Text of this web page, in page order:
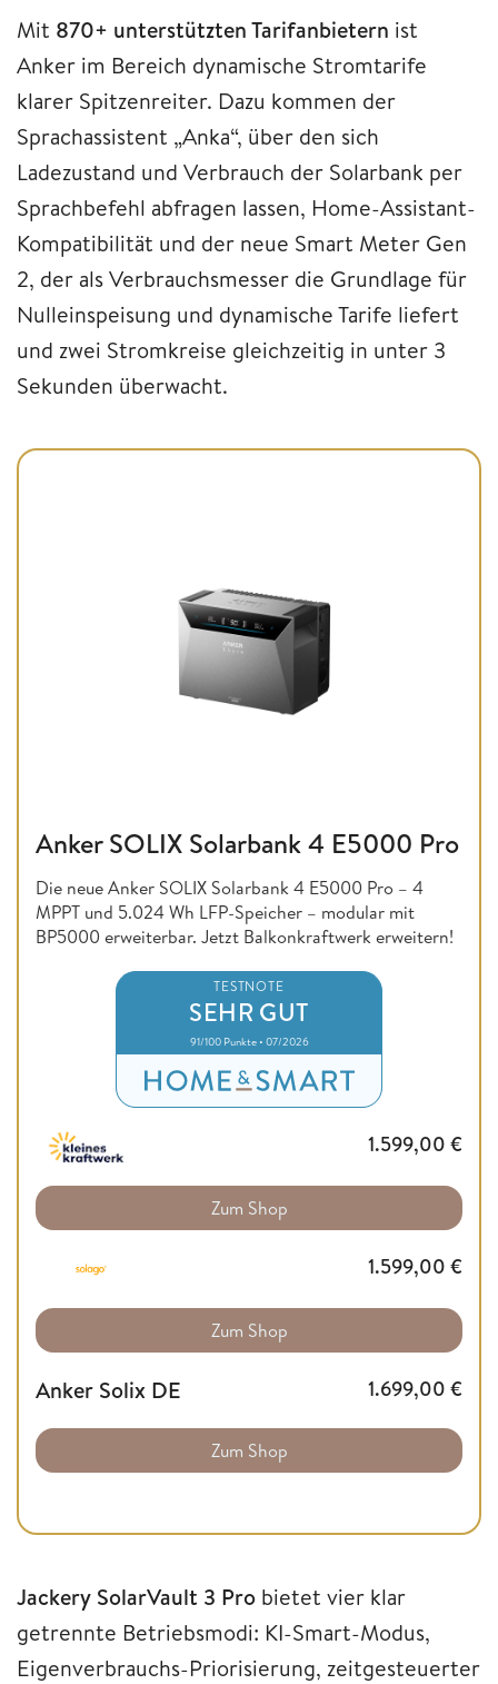
Mit 870+ unterstützten Tarifanbietern ist
Anker im Bereich dynamische Stromtarife
klarer Spitzenreiter. Dazu kommen der
Sprachassistent „Anka“, über den sich
Ladezustand und Verbrauch der Solarbank per
Sprachbefehl abfragen lassen, Home-Assistant-
Kompatibilität und der neue Smart Meter Gen
2, der als Verbrauchsmesser die Grundlage für
Nulleinspeisung und dynamische Tarife liefert
und zwei Stromkreise gleichzeitig in unter 3
Sekunden überwacht.
Anker SOLIX Solarbank 4 E5000 Pro
Die neue Anker SOLIX Solarbank 4 E5000 Pro – 4
MPPT und 5.024 Wh LFP-Speicher – modular mit
BP5000 erweiterbar. Jetzt Balkonkraftwerk erweitern!
TESTNOTE
SEHR GUT
91/100 Punkte • 07/2026
1.599,00 €
Zum Shop
1.599,00 €
Zum Shop
Anker Solix DE 1.699,00 €
Zum Shop
Jackery SolarVault 3 Pro bietet vier klar
getrennte Betriebsmodi: KI-Smart-Modus,
Eigenverbrauchs-Priorisierung, zeitgesteuerter